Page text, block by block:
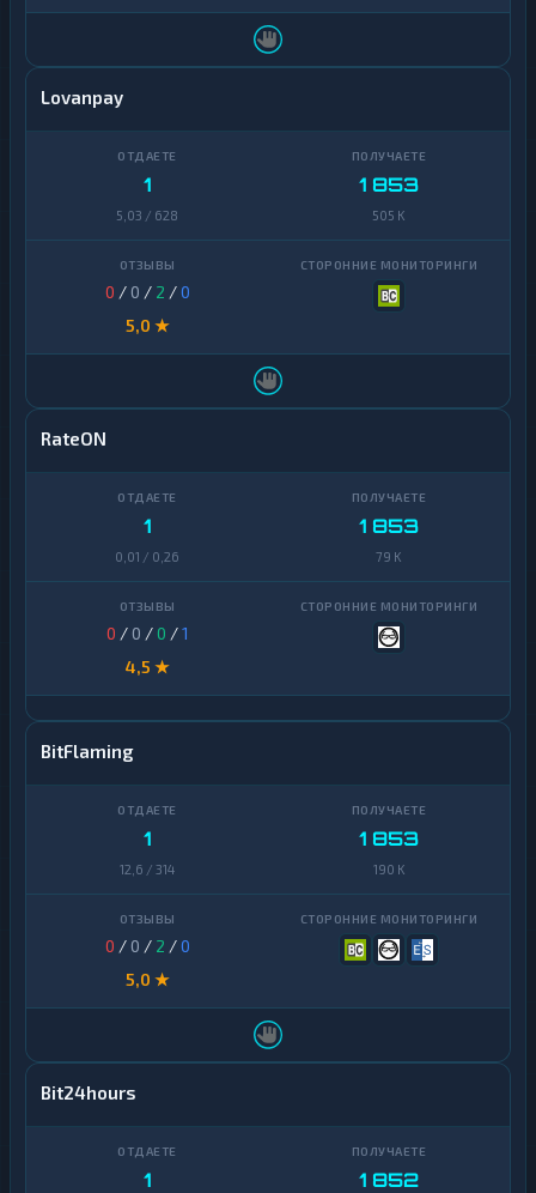
Lovanpay
1
5,03 / 628
1 853
505 K
0 / 0 / 2 /0
5,0 ★
RateON
1
0,01 / 0,26
1 853
79 K
0 / 0 /0 /1
4,5 ★
BitFlaming
1
12,6 / 314
1 853
190 K
0 / 0 / 2 /0
5,0 ★
Bit24hours
1 1 852